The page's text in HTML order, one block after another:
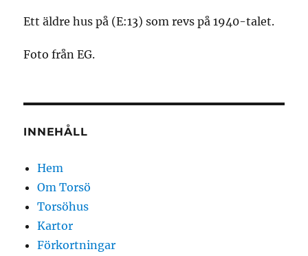
Ett äldre hus på (E:13) som revs på 1940-talet.
Foto från EG.
INNEHÅLL
Hem
Om Torsö
Torsöhus
Kartor
Förkortningar